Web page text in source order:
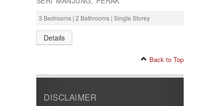
3 Bedrooms | 2 Bathrooms | Single Storey
Details
Back to Top
DISCLAIMER